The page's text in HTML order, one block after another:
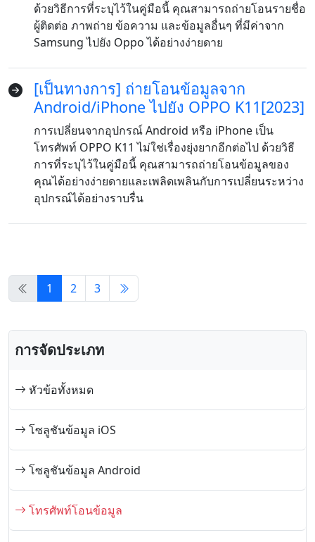
การจัดประเภท
หัวข้อทั้งหมด
โซลูชันข้อมูล iOS
โซลูชันข้อมูล Android
โทรศัพท์โอนข้อมูล
ด้วยวิธีการที่ระบุไว้ในคู่มือนี้ คุณสามารถถ่ายโอนรายชื่อ
ผู้ติดต่อ ภาพถ่าย ข้อความ และข้อมูลอื่นๆ ที่มีค่าจาก
Samsung ไปยัง Oppo ได้อย่างง่ายดาย
[เป็นทางการ] ถ่ายโอนข้อมูลจาก
Android/iPhone ไปยัง OPPO K11[2023]
การเปลี่ยนจากอุปกรณ์ Android หรือ iPhone เป็น
โทรศัพท์ OPPO K11 ไม่ใช่เรื่องยุ่งยากอีกต่อไป ด้วยวิธี
การที่ระบุไว้ในคู่มือนี้ คุณสามารถถ่ายโอนข้อมูลของ
คุณได้อย่างง่ายดายและเพลิดเพลินกับการเปลี่ยนระหว่าง
อุปกรณ์ได้อย่างราบรื่น
1 2 3
Dansk
Ελληνικά
Türk
русский
हिंदी
Română
Polskie
қазақ
Gaeilge
繁體中文